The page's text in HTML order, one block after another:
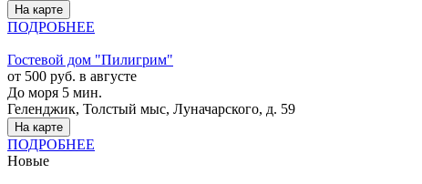
На карте
ПОДРОБНЕЕ
Гостевой дом "Пилигрим"
от 500 руб. в августе
До моря 5 мин.
Геленджик, Толстый мыс, Луначарского, д. 59
На карте
ПОДРОБНЕЕ
Новые